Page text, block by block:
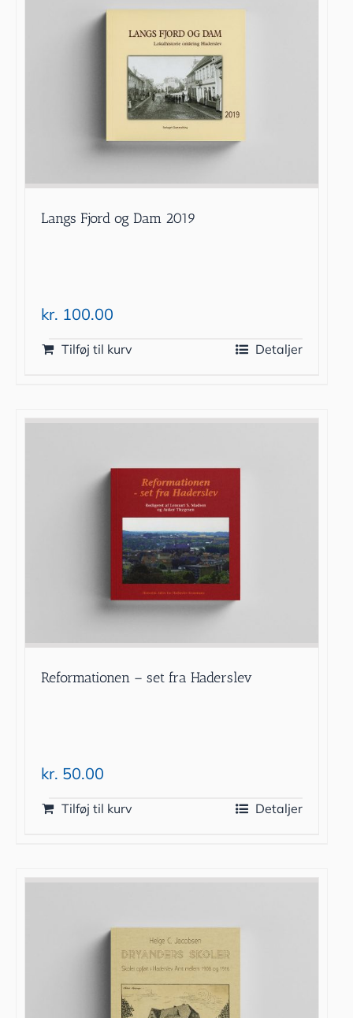
Langs Fjord og Dam 2019
kr. 100.00
Tilføj til kurv Detaljer
Reformationen – set fra Haderslev
kr. 50.00
Tilføj til kurv Detaljer